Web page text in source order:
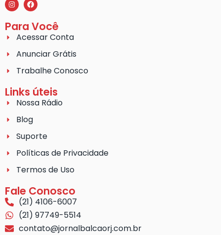
Para Você
Acessar Conta
Anunciar Grátis
Trabalhe Conosco
Links úteis
Nossa Rádio
Blog
Suporte
Políticas de Privacidade
Termos de Uso
Fale Conosco
(21) 4106-6007
(21) 97749-5514
contato@jornalbalcaorj.com.br